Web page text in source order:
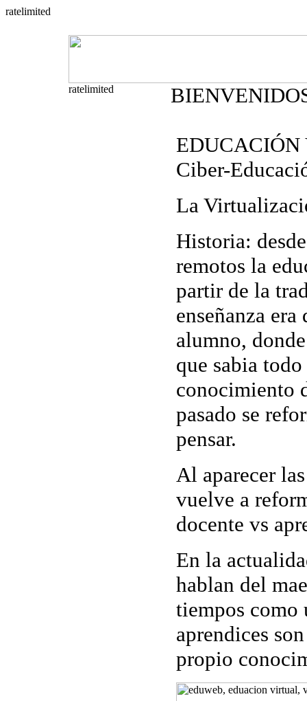
Ciber-
La
Historia:
remotos la
partir de la
enseñanza era
alumno,
que sabia
conocimiento
pasado se
pensar.
Al aparecer
vuelve a
docente vs
En la
hablan del
tiempos como
aprendices
propio